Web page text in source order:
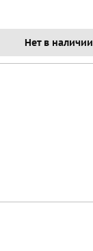
Нет в наличии